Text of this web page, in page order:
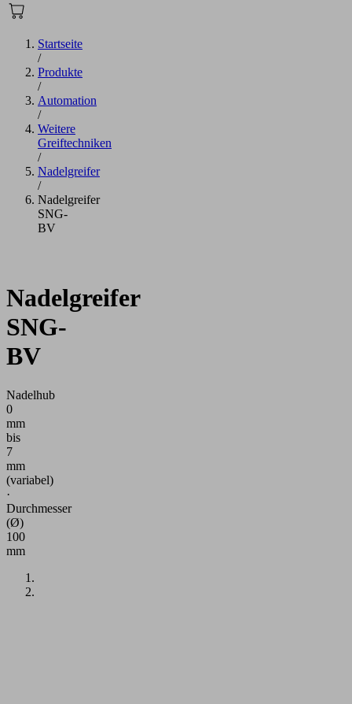
Startseite
/
Produkte
/
Automation
/
Weitere
Greiftechniken
/
Nadelgreifer
/
Nadelgreifer
SNG-
BV
Nadelgreifer
SNG-
BV
Nadelhub
0
mm
bis
7
mm
(variabel)
·
Durchmesser
(Ø)
100
mm